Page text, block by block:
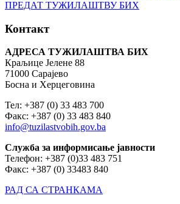
Контакт
АДРЕСА ТУЖИЛАШТВА БИХ
Краљице Јелене 88
71000 Сарајево
Босна и Херцеговина
Тел: +387 (0) 33 483 700
Факс: +387 (0) 33 483 840
info@tuzilastvobih.gov.ba
Служба за информисање јавности
Телефон: +387 (0)33 483 751
Факс: +387 (0) 33483 840
РАД СА СТРАНКАМА